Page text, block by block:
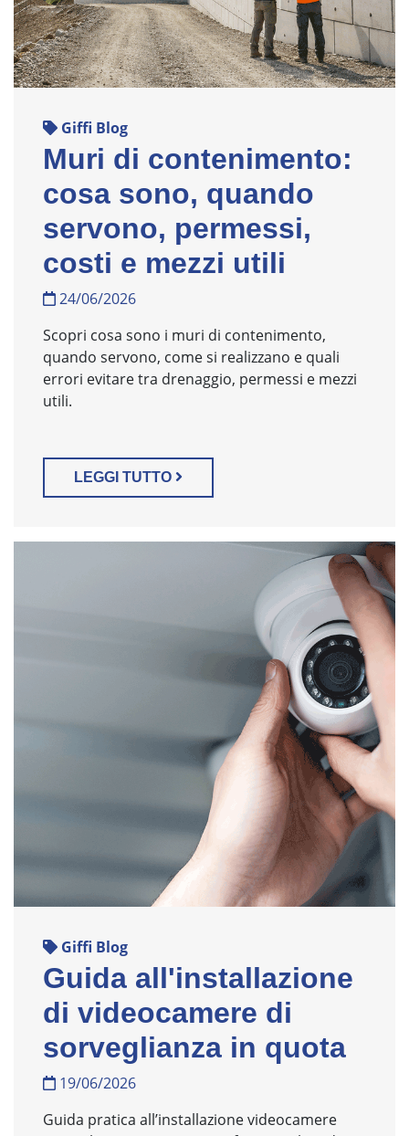
Giffi Blog
Muri di contenimento:
cosa sono, quando
servono, permessi,
costi e mezzi utili
24/06/2026
Scopri cosa sono i muri di contenimento,
quando servono, come si realizzano e quali
errori evitare tra drenaggio, permessi e mezzi
utili.
LEGGI TUTTO
Giffi Blog
Guida all'installazione
di videocamere di
sorveglianza in quota
19/06/2026
Guida pratica all’installazione videocamere